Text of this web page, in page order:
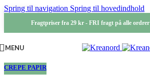
Spring til navigation Spring til hovedindhold
Fragtpriser fra 29 kr - FRI fragt på alle
MENU
03
CREPE PAPIR